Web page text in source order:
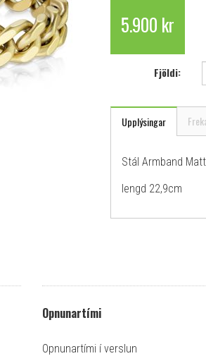
5.900 kr
Fjöldi:
Upplýsingar
Stál Armband
lengd 22,9cm
Opnunartími
Opnunartími í verslun